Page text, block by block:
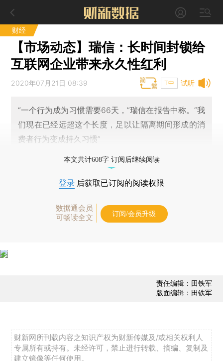
财经
【市场动态】瑞信：长时间封锁给
互联网企业带来永久性红利
试听
2020年07月21日 08:39 T中
“一个行为成为习惯需要66天，”瑞信在报告中称。“我
们现在已经远超这个长度，足以让隔离期间形成的消
费者行为变成持久习惯”
本文共计608字 订阅后继续阅读
登录 后获取已订阅的阅读权限
数据通会员
可畅读全文
订阅/会员升级
责任编辑：田铁军
版面编辑：田铁军
财新网所刊载内容之知识产权为财新传媒及/或相关权利人
专属所有或持有。未经许可，禁止进行转载、摘编、复制及
建立镜像等任何使用。